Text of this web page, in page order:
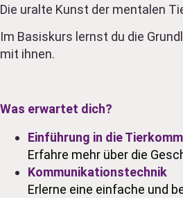
Die uralte Kunst der mentalen
Im Basiskurs lernst du die
mit ihnen.
Was erwartet dich?
Einführung in die
Erfahre mehr über die
Kommunikationstechnik
Erlerne eine einfache und